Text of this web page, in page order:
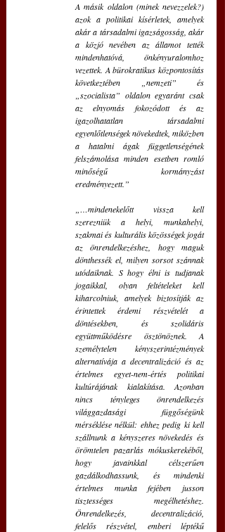
A másik oldalon (minek nevezzelek?)
azok a politikai kísérletek, amelyek
akár a társadalmi igazságosság, akár
a közjó nevében az államot tették
mindenhatóvá, önkényuralomhoz
vezettek. A bürokratikus központosítás
következtében „nemzeti” és
„szocialista” oldalon egyaránt csak
az elnyomás fokozódott és az
igazolhatatlan társadalmi
egyenlőtlenségek növekedtek, miközben
a hatalmi ágak függetlenségének
felszámolása minden esetben romló
minőségű kormányzást
eredményezett.”
„…mindenekelőtt vissza kell
szerezniük a helyi, munkahelyi,
szakmai és kulturális közösségek jogát
az önrendelkezéshez, hogy maguk
dönthessék el, milyen sorsot szánnak
utódaiknak. S hogy élni is tudjanak
jogaikkal, olyan feltételeket kell
kiharcolniuk, amelyek biztosítják az
érintettek érdemi részvételét a
döntésekben, és szolidáris
együttműködésre ösztönöznek. A
személytelen kényszerintézmények
alternatívája a decentralizáció és az
értelmes egyet-nem-értés politikai
kultúrájának kialakítása. Azonban
nincs tényleges önrendelkezés
világgazdasági függőségünk
mérséklése nélkül: ehhez pedig ki kell
szállnunk a kényszeres növekedés és
örömtelen pazarlás mókuskerekéből,
hogy javainkkal célszerűen
gazdálkodhassunk, és mindenki
értelmes munka fejében jusson
tisztességes megélhetéshez.
Önrendelkezés, decentralizáció,
felelős részvétel, emberi léptékű